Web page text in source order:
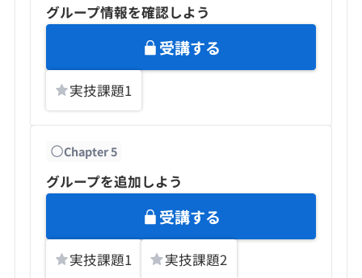
グループ情報を確認しよう
受講する
実技課題1
Chapter5
グループを追加しよう
受講する
実技課題1 実技課題2